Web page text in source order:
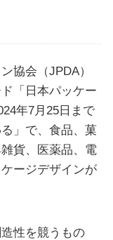
協会（JPDA）
「日本パッケー
年7月25日まで
」で、食品、菓
貨、医薬品、電
ージデザインが
性を競うもの